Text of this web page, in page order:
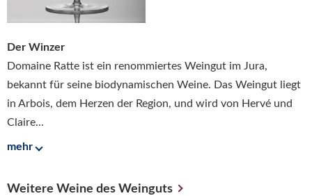
Der Winzer
Domaine Ratte ist ein renommiertes Weingut im Jura,
bekannt für seine biodynamischen Weine. Das Weingut liegt
in Arbois, dem Herzen der Region, und wird von Hervé und
Claire...
mehr
Weitere Weine des Weinguts